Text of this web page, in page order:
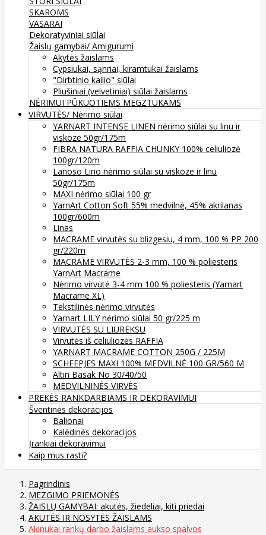
SKAROMS
VASARAI
Dekoratyviniai siūlai
Žaislų gamybai/ Amigurumi
Akytės žaislams
Cypsiukai, sąnriai, kiramtukai žaislams
"Dirbtinio kailio" siūlai
Pliušiniai (velvetiniai) siūlai žaislams
NĖRIMUI PŪKUOTIEMS MEGZTUKAMS
VIRVUTĖS/ Nėrimo siūlai
YARNART INTENSE LINEN nėrimo siūlai su linu ir
viskoze 50gr/175m
FIBRA NATURA RAFFIA CHUNKY 100% celiuliozė
100gr/120m
Lanoso Lino nėrimo siūlai su viskoze ir linu
50gr/175m
MAXI nėrimo siūlai 100 gr
YarnArt Cotton Soft 55% medvilnė, 45% akrilanas
100gr/600m
Linas
MACRAME virvutės su blizgesiu, 4 mm, 100 % PP 200
gr/220m
MACRAME VIRVUTĖS 2-3 mm, 100 % poliesteris
YarnArt Macrame
Nėrimo virvutė 3-4 mm 100 % poliesteris (Yarnart
Macrame XL)
Tekstilinės nėrimo virvutės
Yarnart LILY nėrimo siūlai 50 gr/225 m
VIRVUTĖS SU LIUREKSU
Virvutės iš celiuliozės RAFFIA
YARNART MACRAME COTTON 250G / 225M
SCHEEPJES MAXI 100% MEDVILNĖ 100 GR/560 M
Altin Basak No 30/40/50
MEDVILNINĖS VIRVĖS
PREKĖS RANKDARBIAMS IR DEKORAVIMUI
Šventinės dekoracijos
Balionai
Kalėdinės dekoracijos
Įrankiai dekoravimui
Kaip mus rasti?
Pagrindinis
MEZGIMO PRIEMONĖS
ŽAISLŲ GAMYBAI: akutės, žiedeliai, kiti priedai
AKUTĖS IR NOSYTĖS ŽAISLAMS
Akinukai rankų darbo žaislams aukso spalvos